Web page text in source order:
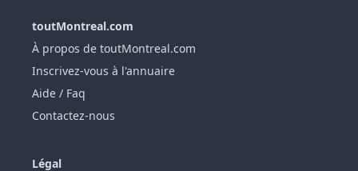
toutMontreal.com
À propos de toutMontreal.com
Inscrivez-vous à l'annuaire
Aide / Faq
Contactez-nous
Légal